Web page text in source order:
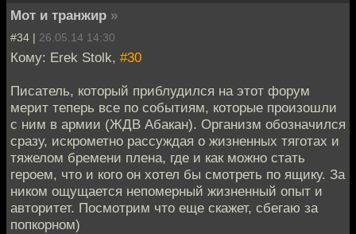
Мот и транжир »
#34 | 26.05.14 14:30
Кому: Erek Stolk, #30
Писатель, который приблудился на этот форум
мерит теперь все по событиям, которые произошли
с ним в армии (ЖДВ Абакан). Организм обозначился
сразу, искрометно рассуждая о жизненных тяготах и
тяжелом бремени плена, где и как можно стать
героем, что и кого он хотел бы смотреть по ящику. За
ником ощущается непомерный жизненный опыт и
авторитет. Посмотрим что еще скажет, сбегаю за
попкорном)